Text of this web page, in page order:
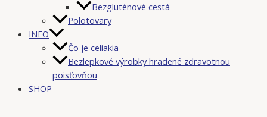
Bezgluténové cestá
Polotovary
INFO
Čo je celiakia
Bezlepkové výrobky hradené zdravotnou
poisťovňou
SHOP